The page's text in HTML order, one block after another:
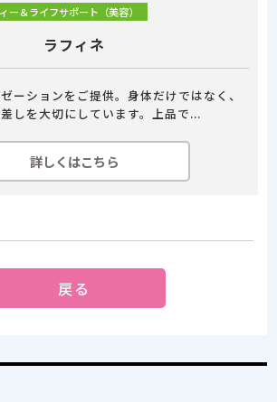
ー＆ライフサポート（美容）
ラフィネ
ーションをご提供。身体だけではなく、
しを大切にしています。上品で...
詳しくはこちら
戻る